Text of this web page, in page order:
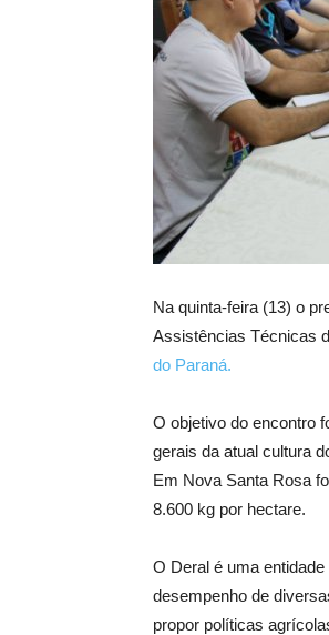
Na quinta-feira (13) o
Assistências Técnicas
do Paraná.
O objetivo do encontro
gerais da atual cultura
Em Nova Santa Rosa
8.600 kg por hectare.
O Deral é uma
desempenho de
propor políticas